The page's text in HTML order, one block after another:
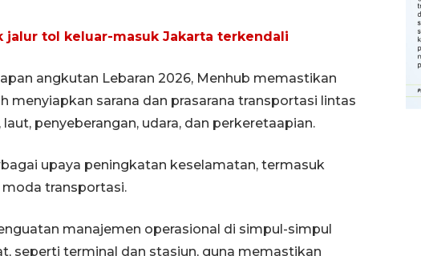
jalur tol keluar-masuk Jakarta terkendali
angkutan Lebaran 2026, Menhub memastikan
menyiapkan sarana dan prasarana transportasi lintas
penyeberangan, udara, dan perkeretaapian.
upaya peningkatan keselamatan, termasuk
transportasi.
manajemen operasional di simpul-simpul
seperti terminal dan stasiun, guna memastikan